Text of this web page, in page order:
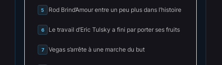
5 Rod Brind’Amour entre un peu plus dans l’histoire
6 Le travail d’Eric Tulsky a fini par porter ses fruits
7 Vegas s’arrête à une marche du but